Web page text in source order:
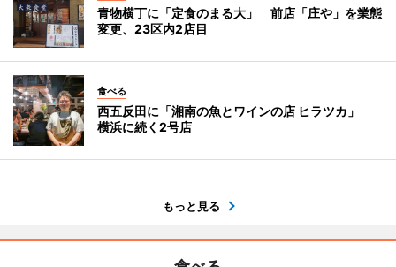
青物横丁に「定食のまる大」 前店「庄や」を業態
変更、23区内2店目
食べる
西五反田に「湘南の魚とワインの店 ヒラツカ」
横浜に続く2号店
もっと見る